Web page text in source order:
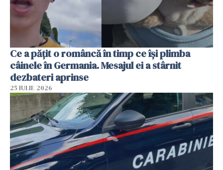
Ce a pățit o româncă în timp ce își plimba
câinele în Germania. Mesajul ei a stârnit
dezbateri aprinse
25 IULIE 2026